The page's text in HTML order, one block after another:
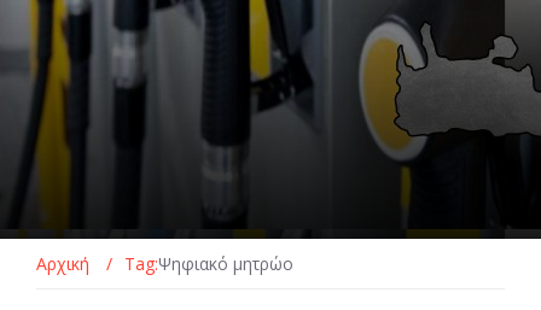
Αρχική / Tag:Ψηφιακό μητρώο